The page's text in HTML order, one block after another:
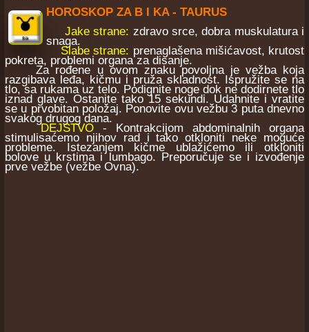
HOROSKOP ZA B I KA - TAURUS
Jake strane: zdravo srce, dobra muskulatura i
snaga.
Slabe strane: prenaglašena mišićavost, krutost
pokreta, problemi organa za disanje.
Za rođene u ovom znaku povoljna je vežba koja
razgibava leđa, kičmu i pruža skladnost. Ispružite se na
tlo, sa rukama uz telo. Podignite noge dok ne dodirnete tlo
iznad glave. Ostanite tako 15 sekundi. Udahnite i vratite
se u prvobitan položaj. Ponovite ovu vežbu 3 puta dnevno
svakog drugog dana.
DEJSTVO - Kontrakcijom abdominalnih organa
stimulisaćemo njihov rad i tako otkloniti neke moguće
probleme. Istezanjem kičme ublažićemo ili otkloniti
bolove u krstima i lumbago. Preporučuje se i izvođenje
prve vežbe (vežbe Ovna).